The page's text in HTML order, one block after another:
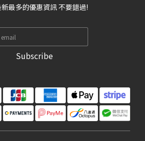
最多的優惠資訊 不要錯過!
Subscribe